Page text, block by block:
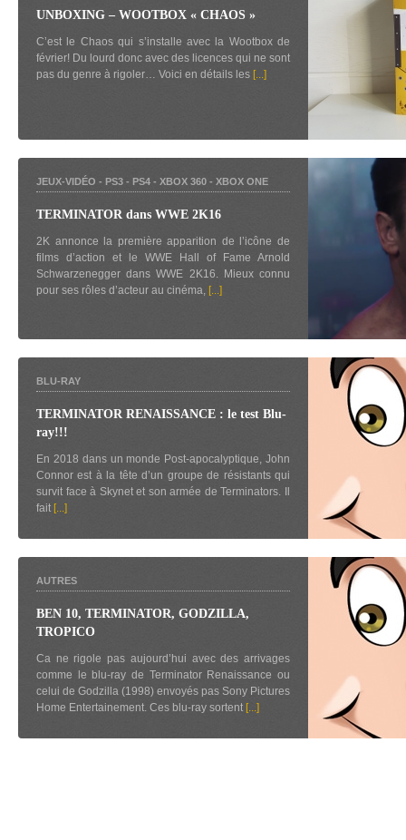
UNBOXING – WOOTBOX « CHAOS »
C’est le Chaos qui s’installe avec la Wootbox de
février! Du lourd donc avec des licences qui ne sont
pas du genre à rigoler… Voici en détails les [...]
JEUX-VIDÉO - PS3 - PS4 - XBOX 360 - XBOX ONE
TERMINATOR dans WWE 2K16
2K annonce la première apparition de l’icône de
films d’action et le WWE Hall of Fame Arnold
Schwarzenegger dans WWE 2K16. Mieux connu
pour ses rôles d’acteur au cinéma, [...]
BLU-RAY
TERMINATOR RENAISSANCE : le test Blu-
ray!!!
En 2018 dans un monde Post-apocalyptique, John
Connor est à la tête d’un groupe de résistants qui
survit face à Skynet et son armée de Terminators. Il
fait [...]
AUTRES
BEN 10, TERMINATOR, GODZILLA,
TROPICO
Ca ne rigole pas aujourd’hui avec des arrivages
comme le blu-ray de Terminator Renaissance ou
celui de Godzilla (1998) envoyés pas Sony Pictures
Home Entertainement. Ces blu-ray sortent [...]